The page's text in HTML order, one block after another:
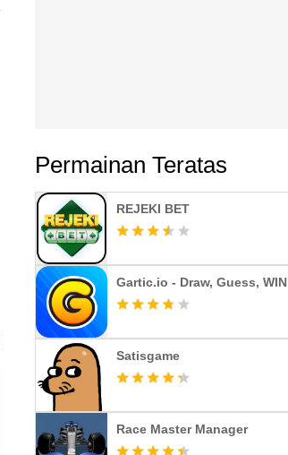
Permainan Teratas
REJEKI BET
Gartic.io - Draw, Guess, WIN
Satisgame
Race Master Manager